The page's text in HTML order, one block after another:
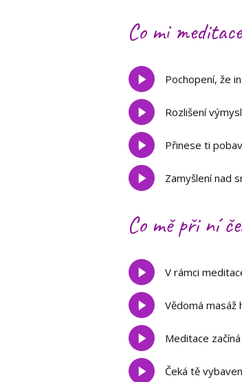
Co mi
Pochopení, že
Rozlišení
Přinese ti
Zamyšlení nad
Co mě při ní
V rámci
Vědomá masáž
Meditace
Čeká tě